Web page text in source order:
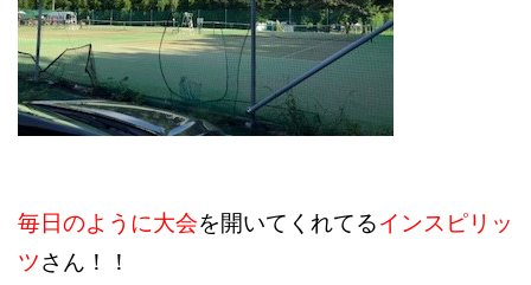
毎日のように大会を開いてくれてるインスピリッ
ツさん！！